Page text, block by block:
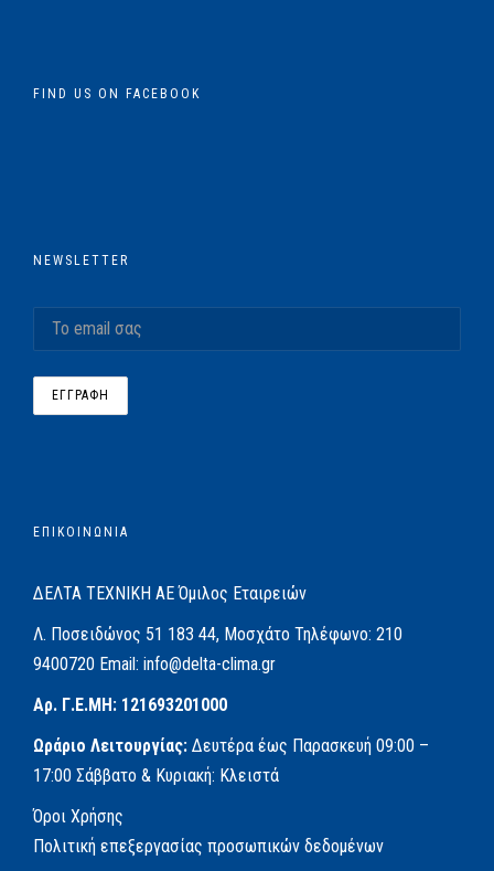
FIND US ON FACEBOOK
NEWSLETTER
ΕΠΙΚΟΙΝΩΝΙΑ
ΔΕΛΤΑ ΤΕΧΝΙΚΗ ΑΕΌμιλος Εταιρειών
Λ. Ποσειδώνος 51 183 44, Μοσχάτο Τηλέφωνο: 210
9400720 Email: info@delta-clima.gr
Αρ. Γ.Ε.ΜΗ: 121693201000
Ωράριο Λειτουργίας: Δευτέρα έως Παρασκευή 09:00 –
17:00 Σάββατο & Κυριακή: Κλειστά
Όροι Χρήσης
Πολιτική επεξεργασίας προσωπικών δεδομένων